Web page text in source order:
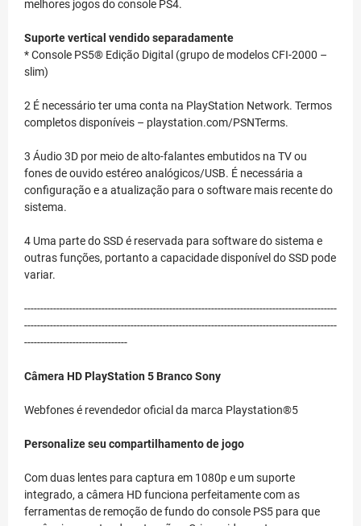
melhores jogos do console PS4.
Suporte vertical vendido separadamente
* Console PS5® Edição Digital (grupo de modelos CFI-2000 –
slim)
2 É necessário ter uma conta na PlayStation Network. Termos
completos disponíveis – playstation.com/PSNTerms.
3 Áudio 3D por meio de alto-falantes embutidos na TV ou
fones de ouvido estéreo analógicos/USB. É necessária a
configuração e a atualização para o software mais recente do
sistema.
4 Uma parte do SSD é reservada para software do sistema e
outras funções, portanto a capacidade disponível do SSD pode
variar.
-------------------------------------------------------------------------------------------------
-------------------------------------------------------------------------------------------------
--------------------------------
Câmera HD PlayStation 5 Branco Sony
Webfones é revendedor oficial da marca Playstation®5
Personalize seu compartilhamento de jogo
Com duas lentes para captura em 1080p e um suporte
integrado, a câmera HD funciona perfeitamente com as
ferramentas de remoção de fundo do console PS5 para que